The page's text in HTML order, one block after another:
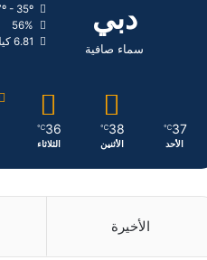
ن
دبي
سماء صافية
56%
6.81 كيلومتر/ساعة
37
℃
الأحد
38
℃
الأثنين
36
℃
الثلاثاء
الأخيرة